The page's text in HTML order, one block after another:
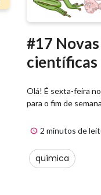
#17
científicas
Olá! É sexta-feira
para o fim de
2 minutos de
química